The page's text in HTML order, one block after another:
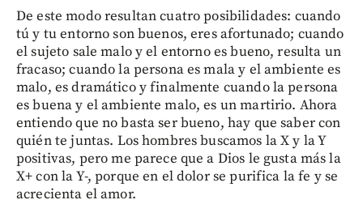
De este modo resultan cuatro posibilidades: cuando
tú y tu entorno son buenos, eres afortunado; cuando
el sujeto sale malo y el entorno es bueno, resulta un
fracaso; cuando la persona es mala y el ambiente es
malo, es dramático y finalmente cuando la persona
es buena y el ambiente malo, es un martirio. Ahora
entiendo que no basta ser bueno, hay que saber con
quién te juntas. Los hombres buscamos la X y la Y
positivas, pero me parece que a Dios le gusta más la
X+ con la Y-, porque en el dolor se purifica la fe y se
acrecienta el amor.